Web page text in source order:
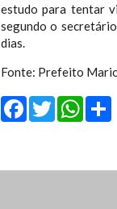
estudo para tentar
segundo o
dias.
Fonte: Prefeito
Facebook